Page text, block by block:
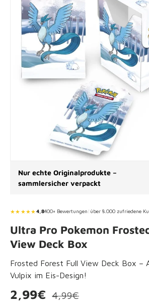
Nur echte Originalprodukte –
sammlersicher verpackt
★★★★★4,8400+ Bewertungen | über 8.000 zufriedene
Ultra Pro Pokemon
View Deck Box
Frosted Forest Full View Deck Box –
Vulpix im Eis-Design!
Verkaufspreis
2,99€ Normaler Preis
4,99€